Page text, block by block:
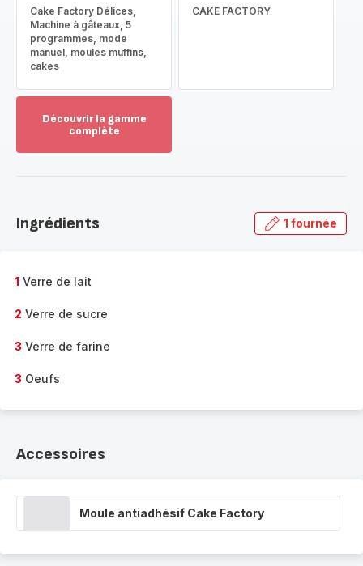
Cake Factory Délices,
Machine à gâteaux, 5
programmes, mode
manuel, moules muffins,
cakes
CAKE FACTORY
Découvrir la gamme
complète
gamme
Ingrédients 1 fournée
1 Verre de lait
2 Verre de sucre
3 Verre de farine
3 Oeufs
Accessoires
Moule antiadhésif Cake Factory